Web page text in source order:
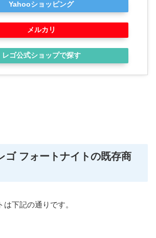
Yahooショッピング
メルカリ
レゴ公式ショップで探す
ゴ フォートナイトの既存商
下記の通りです。